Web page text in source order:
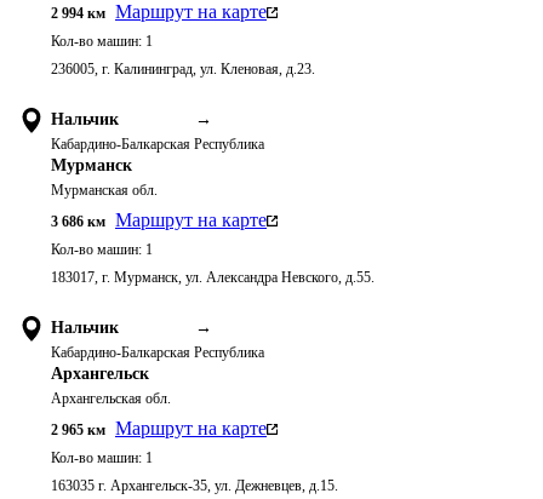
2 994 км Маршрут на карте
Кол-во машин: 1
236005, г. Калининград, ул. Кленовая, д.23.
Нальчик →
Кабардино-Балкарская Республика
Мурманск
Мурманская обл.
3 686 км Маршрут на карте
Кол-во машин: 1
183017, г. Мурманск, ул. Александра Невского, д.55.
Нальчик →
Кабардино-Балкарская Республика
Архангельск
Архангельская обл.
2 965 км Маршрут на карте
Кол-во машин: 1
163035 г. Архангельск-35, ул. Дежневцев, д.15.